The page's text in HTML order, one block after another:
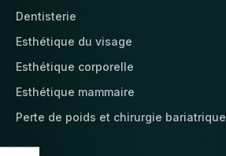
Dentisterie
Esthétique du visage
Esthétique corporelle
Esthétique mammaire
Perte de poids et chirurgie bariatrique